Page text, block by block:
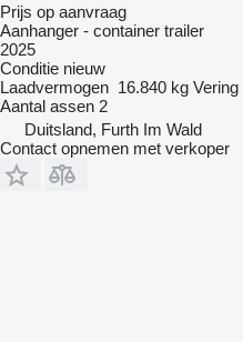
Prijs op aanvraag
Aanhanger - container trailer
2025
Conditie nieuw
Laadvermogen 16.840 kg Vering
Aantal assen 2
Duitsland, Furth Im Wald
Contact opnemen met verkoper